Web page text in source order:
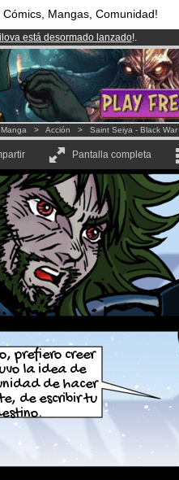
Cómics, Mangas, Comunidad!
está desormado lanzado!.
miembrosy 1000Cómics y Mangas!.
por3.95 euros al mes!Hazte
Manga > Acción > Saint Seiya - Black War
Pantalla completa
prefiero creer
la idea de
de hacer
de escribir tu